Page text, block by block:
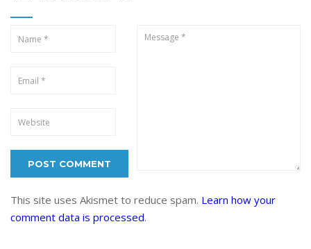
This site uses Akismet to reduce spam. Learn how your
comment data is processed.